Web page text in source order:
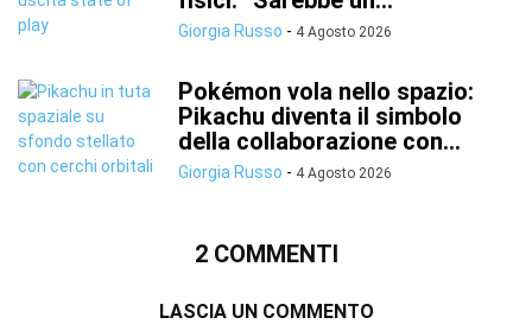
Giorgia Russo - 4 Agosto 2026
Pokémon vola nello spazio:
Pikachu diventa il simbolo
della collaborazione con...
Giorgia Russo - 4 Agosto 2026
2 COMMENTI
LASCIA UN COMMENTO